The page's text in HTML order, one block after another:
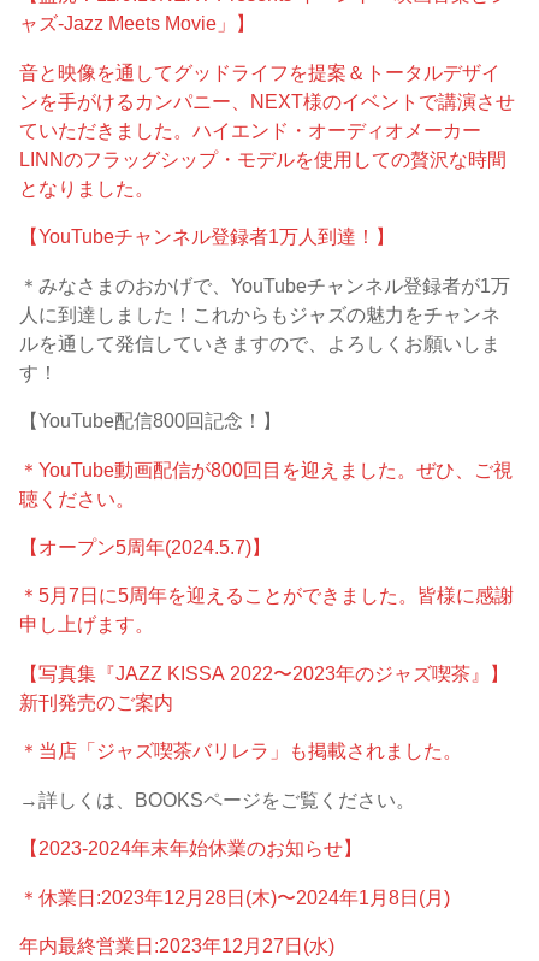
ャズ-Jazz Meets Movie」】
音と映像を通してグッドライフを提案＆トータルデザイ
ンを手がけるカンパニー、NEXT様のイベントで講演させ
ていただきました。ハイエンド・オーディオメーカー
LINNのフラッグシップ・モデルを使用しての贅沢な時間
となりました。
【YouTubeチャンネル登録者1万人到達！】
＊みなさまのおかげで、YouTubeチャンネル登録者が1万
人に到達しました！これからもジャズの魅力をチャンネ
ルを通して発信していきますので、よろしくお願いしま
す！
【YouTube配信800回記念！】
＊YouTube動画配信が800回目を迎えました。ぜひ、ご視
聴ください。
【オープン5周年(2024.5.7)】
＊5月7日に5周年を迎えることができました。皆様に感謝
申し上げます。
【写真集『JAZZ KISSA 2022〜2023年のジャズ喫茶』】
新刊発売のご案内
＊当店「ジャズ喫茶バリレラ」も掲載されました。
→詳しくは、BOOKSページをご覧ください。
【2023-2024年末年始休業のお知らせ】
＊休業日:2023年12月28日(木)〜2024年1月8日(月)
年内最終営業日:2023年12月27日(水)